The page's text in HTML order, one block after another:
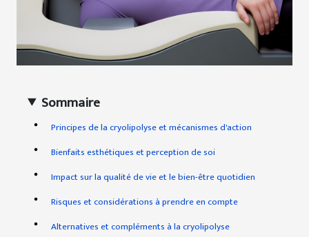
Sommaire
Principes de la cryolipolyse et mécanismes d'action
Bienfaits esthétiques et perception de soi
Impact sur la qualité de vie et le bien-être quotidien
Risques et considérations à prendre en compte
Alternatives et compléments à la cryolipolyse